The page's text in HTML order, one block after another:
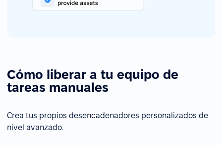
Cómo liberar a tu equipo de
tareas manuales
Crea tus propios desencadenadores personalizados de
nivel avanzado.